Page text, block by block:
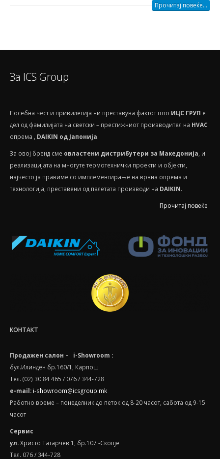
Прочитај повеќе...
За ICS Group
Посебнa чест и привилегија ни преставува фактот што ИЦС ГРУП е
дел од фамилијата на светски – престижниот производител на HVAС
опрема , DAIKIN од Јапонија.
За овој бренд сме овластени дистрибутери за Македонија , и
реализацијата на многуте термотехнички проекти и објекти,
најчесто ја правиме со имплементирање на врвна опрема и
технологија, преставени од палетата производи на DAIKIN.
Прочитај повеќе
КОНТАКТ
Продажен салон – i-Showroom :
бул.Илинден бр.160/1, Карпош
Тел. (02) 30 84 465 / 076 / 344-728
e-mail: i-showroom@icsgroup.mk
Работно време – понеделник до петок од 8-20 часот, сабота oд 9-15
часот
Сервис
ул.Христо Татарчев 1, бр.107 -Скопје
Тел. 076 / 344-728